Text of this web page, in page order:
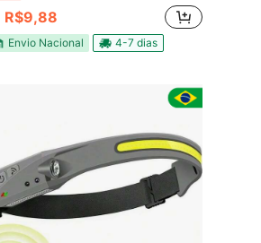
R$9,88
Envio Nacional 4-7 dias